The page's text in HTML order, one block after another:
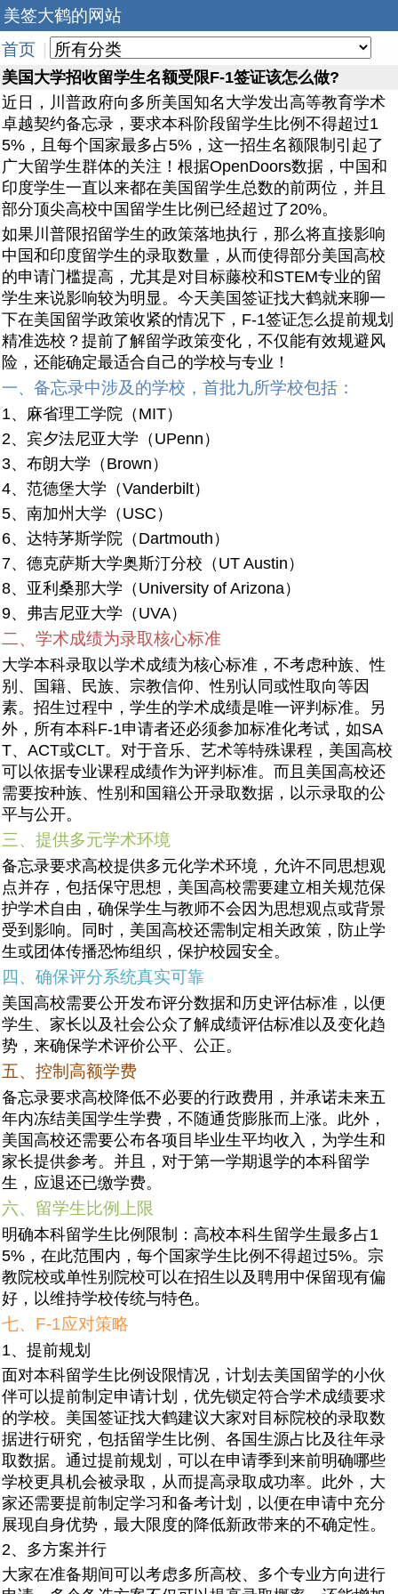
美签大鹤的网站
首页
美国大学招收留学生名额受限F-1签证该怎么做?
近日，川普政府向多所美国知名大学发出高等教育学术
卓越契约备忘录，要求本科阶段留学生比例不得超过1
5%，且每个国家最多占5%，这一招生名额限制引起了
广大留学生群体的关注！根据OpenDoors数据，中国和
印度学生一直以来都在美国留学生总数的前两位，并且
部分顶尖高校中国留学生比例已经超过了20%。
如果川普限招留学生的政策落地执行，那么将直接影响
中国和印度留学生的录取数量，从而使得部分美国高校
的申请门槛提高，尤其是对目标藤校和STEM专业的留
学生来说影响较为明显。今天美国签证找大鹤就来聊一
下在美国留学政策收紧的情况下，F-1签证怎么提前规划
精准选校？提前了解留学政策变化，不仅能有效规避风
险，还能确定最适合自己的学校与专业！
一、 备忘录中涉及的学校，首批九所学校包括：
1、麻省理工学院（MIT）
2、宾夕法尼亚大学（UPenn）
3、布朗大学（Brown）
4、范德堡大学（Vanderbilt）
5、南加州大学（USC）
6、达特茅斯学院（Dartmouth）
7、德克萨斯大学奥斯汀分校（UT Austin）
8、亚利桑那大学（University of Arizona）
9、弗吉尼亚大学（UVA）
二、学术成绩为录取核心标准
大学本科录取以学术成绩为核心标准，不考虑种族、性
别、国籍、民族、宗教信仰、性别认同或性取向等因
素。招生过程中，学生的学术成绩是唯一评判标准。另
外，所有本科F-1申请者还必须参加标准化考试，如SA
T、ACT或CLT。对于音乐、艺术等特殊课程，美国高校
可以依据专业课程成绩作为评判标准。而且美国高校还
需要按种族、性别和国籍公开录取数据，以示录取的公
平与公开。
三、提供多元学术环境
备忘录要求高校提供多元化学术环境，允许不同思想观
点并存，包括保守思想，美国高校需要建立相关规范保
护学术自由，确保学生与教师不会因为思想观点或背景
受到影响。同时，美国高校还需制定相关政策，防止学
生或团体传播恐怖组织，保护校园安全。
四、确保评分系统真实可靠
美国高校需要公开发布评分数据和历史评估标准，以便
学生、家长以及社会公众了解成绩评估标准以及变化趋
势，来确保学术评价公平、公正。
五、控制高额学费
备忘录要求高校降低不必要的行政费用，并承诺未来五
年内冻结美国学生学费，不随通货膨胀而上涨。此外，
美国高校还需要公布各项目毕业生平均收入，为学生和
家长提供参考。并且，对于第一学期退学的本科留学
生，应退还已缴学费。
六、留学生比例上限
明确本科留学生比例限制：高校本科生留学生最多占1
5%，在此范围内，每个国家学生比例不得超过5%。宗
教院校或单性别院校可以在招生以及聘用中保留现有偏
好，以维持学校传统与特色。
七、F-1应对策略
1、提前规划
面对本科留学生比例设限情况，计划去美国留学的小伙
伴可以提前制定申请计划，优先锁定符合学术成绩要求
的学校。美国签证找大鹤建议大家对目标院校的录取数
据进行研究，包括留学生比例、各国生源占比及往年录
取数据。通过提前规划，可以在申请季到来前明确哪些
学校更具机会被录取，从而提高录取成功率。此外，大
家还需要提前制定学习和备考计划，以便在申请中充分
展现自身优势，最大限度的降低新政带来的不确定性。
2、多方案并行
大家在准备期间可以考虑多所高校、多个专业方向进行